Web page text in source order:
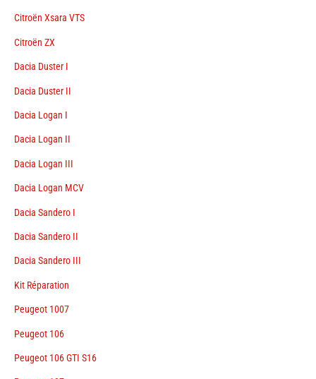
Citroën Xsara VTS
Citroën ZX
Dacia Duster I
Dacia Duster II
Dacia Logan I
Dacia Logan II
Dacia Logan III
Dacia Logan MCV
Dacia Sandero I
Dacia Sandero II
Dacia Sandero III
Kit Réparation
Peugeot 1007
Peugeot 106
Peugeot 106 GTI S16